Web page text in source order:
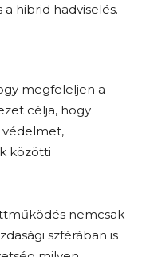
hibrid hadviselés.
megfeleljen a
célja, hogy
védelmet,
közötti
nemcsak
szférában is